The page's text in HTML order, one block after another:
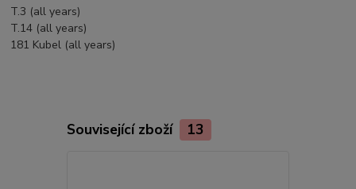
T.3 (all years)
T.14 (all years)
181 Kubel (all years)
Související zboží 13